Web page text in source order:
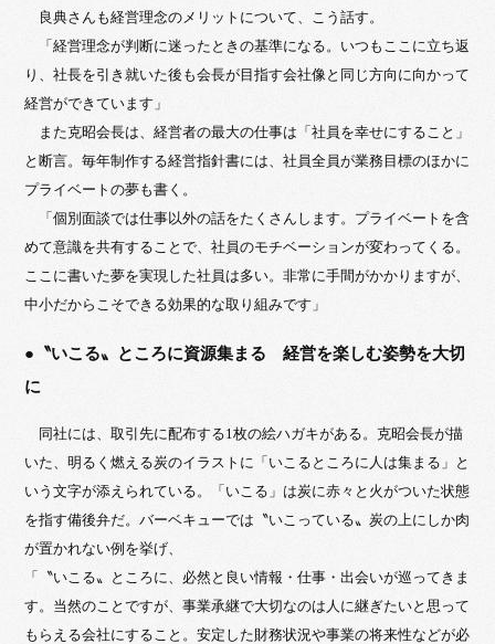
良典さんも経営理念のメリットについて、こう話す。
「経営理念が判断に迷ったときの基準になる。いつもここに立ち返
り、社長を引き就いた後も会長が目指す会社像と同じ方向に向かって
経営ができています」
また克昭会長は、経営者の最大の仕事は「社員を幸せにすること」
と断言。毎年制作する経営指針書には、社員全員が業務目標のほかに
プライベートの夢も書く。
「個別面談では仕事以外の話をたくさんします。プライベートを含
めて意識を共有することで、社員のモチベーションが変わってくる。
ここに書いた夢を実現した社員は多い。非常に手間がかかりますが、
中小だからこそできる効果的な取り組みです」
●〝いこる〟ところに資源集まる 経営を楽しむ姿勢を大切
に
同社には、取引先に配布する1枚の絵ハガキがある。克昭会長が描
いた、明るく燃える炭のイラストに「いこるところに人は集まる」と
いう文字が添えられている。「いこる」は炭に赤々と火がついた状態
を指す備後弁だ。バーベキューでは〝いこっている〟炭の上にしか肉
が置かれない例を挙げ、
「〝いこる〟ところに、必然と良い情報・仕事・出会いが巡ってきま
す。当然のことですが、事業承継で大切なのは人に継ぎたいと思って
もらえる会社にすること。安定した財務状況や事業の将来性などが必